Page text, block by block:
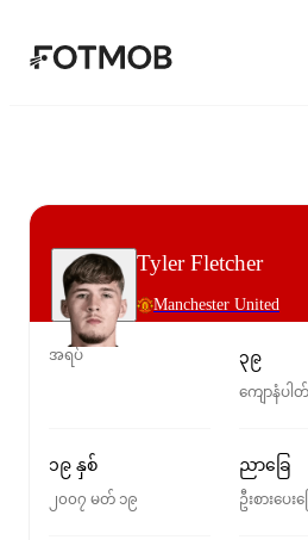
အဓိကအကြောင်းအရာသို့ ကျော်
Tyler Fletcher
Manchester United
အရပ် ၃၉
ကျောနံပါတ်
၁၉ နှစ်
၂၀၀၇ မတ် ၁၉
ညာခြေ
ဦးစားပေ